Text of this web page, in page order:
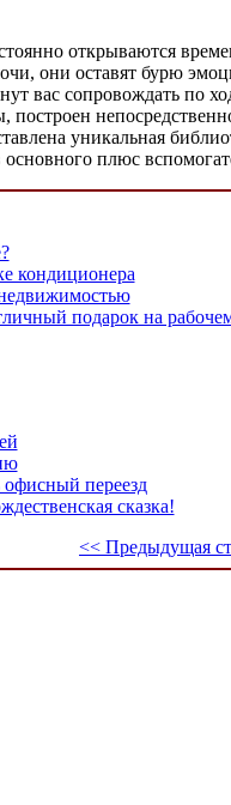
открываются
они оставят бурю
вас сопровождать по
уникальная
плюс
кондиционера
подарок на
переезд
сказка!
<< Предыдущая